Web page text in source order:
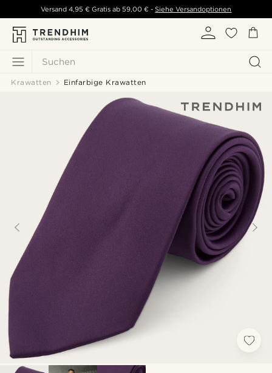
Suchen
Versand 4,95 € Gratis ab 59,00 € - Siehe Versandoptionen
Krawatten Einfarbige Krawatten